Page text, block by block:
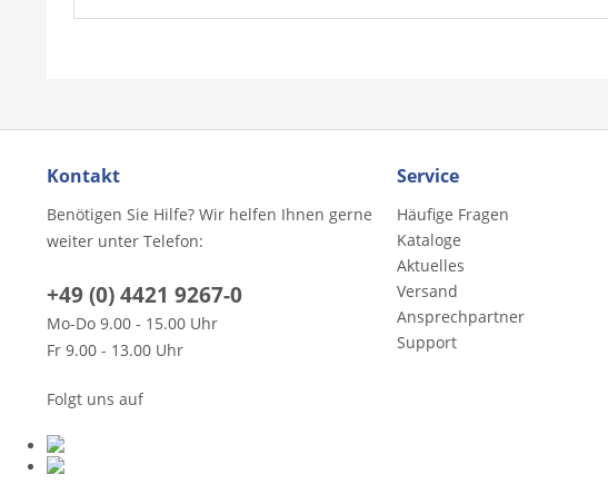
Kontakt
Benötigen Sie Hilfe? Wir helfen Ihnen gerne
weiter unter Telefon:
+49 (0) 4421 9267-0
Mo-Do 9.00 - 15.00 Uhr
Fr 9.00 - 13.00 Uhr
Folgt uns auf
Service
Häufige Fragen
Kataloge
Aktuelles
Versand
Ansprechpartner
Support